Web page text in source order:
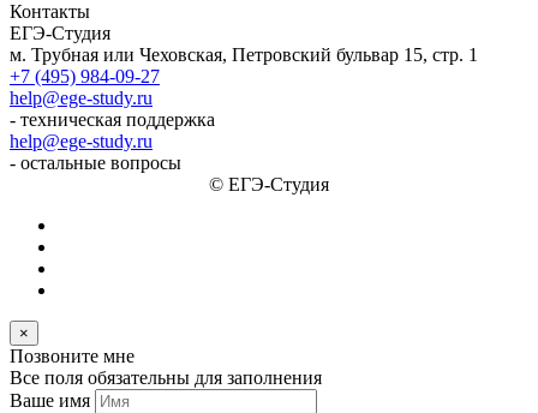
Контакты
ЕГЭ-Студия
м. Трубная или Чеховская, Петровский бульвар 15, стр. 1
+7 (495) 984-09-27
help@ege-study.ru
- техническая поддержка
help@ege-study.ru
- остальные вопросы
© ЕГЭ-Студия
×
Позвоните мне
Все поля обязательны для заполнения
Ваше имя